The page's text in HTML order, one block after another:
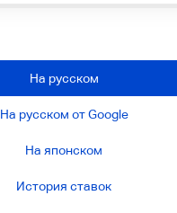
На русском
На русском от Google
На японском
История ставок